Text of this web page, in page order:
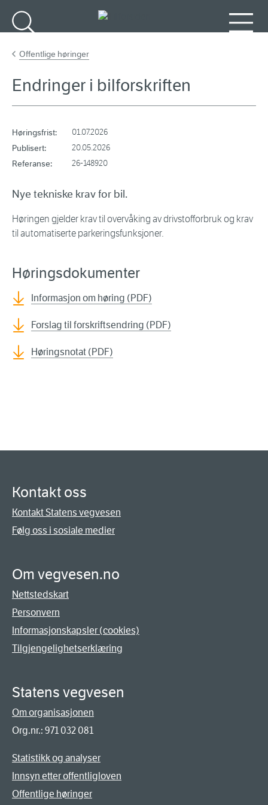
Offentlige høringer
Endringer i bilforskriften
Høringsfrist: 01.07.2026
Publisert: 20.05.2026
Referanse: 26-148920
Nye tekniske krav for bil.
Høringen gjelder krav til overvåking av drivstofforbruk og krav
til automatiserte parkeringsfunksjoner.
Høringsdokumenter
Informasjon om høring (PDF)
Forslag til forskriftsendring (PDF)
Høringsnotat (PDF)
Kontakt oss
Kontakt Statens vegvesen
Følg oss i sosiale medier
Om vegvesen.no
Nettstedskart
Personvern
Informasjonskapsler (cookies)
Tilgjengelighetserklæring
Statens vegvesen
Om organisasjonen
Org.nr.: 971 032 081
Statistikk og analyser
Innsyn etter offentligloven
Offentlige høringer